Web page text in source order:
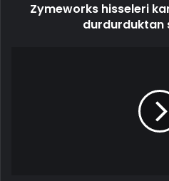
Zymeworks hisseleri
durdurduktan